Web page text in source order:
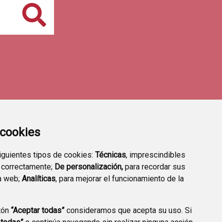
tipos de cookies: Técnicas, imprescindibles
De personalización, para recordar sus
web; Analíticas, para mejorar el funcionamiento de la
“Aceptar todas” consideramos que acepta su uso. Si
Buscar
TRANSPARENCIA
ENLACES A TRÁMITES